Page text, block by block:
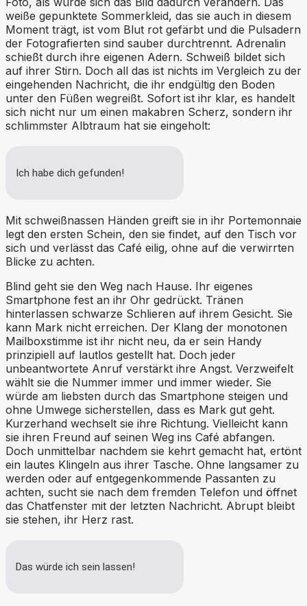
weiße gepunktete Sommerkleid, das sie auch in diesem
Moment trägt, ist vom Blut rot gefärbt und die Pulsadern
der Fotografierten sind sauber durchtrennt. Adrenalin
schießt durch ihre eigenen Adern. Schweiß bildet sich
auf ihrer Stirn. Doch all das ist nichts im Vergleich zu der
eingehenden Nachricht, die ihr endgültig den Boden
unter den Füßen wegreißt. Sofort ist ihr klar, es handelt
sich nicht nur um einen makabren Scherz, sondern ihr
schlimmster Albtraum hat sie eingeholt:
Ich habe dich gefunden!
Mit schweißnassen Händen greift sie in ihr Portemonnaie
legt den ersten Schein, den sie findet, auf den Tisch vor
sich und verlässt das Café eilig, ohne auf die verwirrten
Blicke zu achten.
Blind geht sie den Weg nach Hause. Ihr eigenes
Smartphone fest an ihr Ohr gedrückt. Tränen
hinterlassen schwarze Schlieren auf ihrem Gesicht. Sie
kann Mark nicht erreichen. Der Klang der monotonen
Mailboxstimme ist ihr nicht neu, da er sein Handy
prinzipiell auf lautlos gestellt hat. Doch jeder
unbeantwortete Anruf verstärkt ihre Angst. Verzweifelt
wählt sie die Nummer immer und immer wieder. Sie
würde am liebsten durch das Smartphone steigen und
ohne Umwege sicherstellen, dass es Mark gut geht.
Kurzerhand wechselt sie ihre Richtung. Vielleicht kann
sie ihren Freund auf seinen Weg ins Café abfangen.
Doch unmittelbar nachdem sie kehrt gemacht hat, ertönt
ein lautes Klingeln aus ihrer Tasche. Ohne langsamer zu
werden oder auf entgegenkommende Passanten zu
achten, sucht sie nach dem fremden Telefon und öffnet
das Chatfenster mit der letzten Nachricht. Abrupt bleibt
sie stehen, ihr Herz rast.
Das würde ich sein lassen!